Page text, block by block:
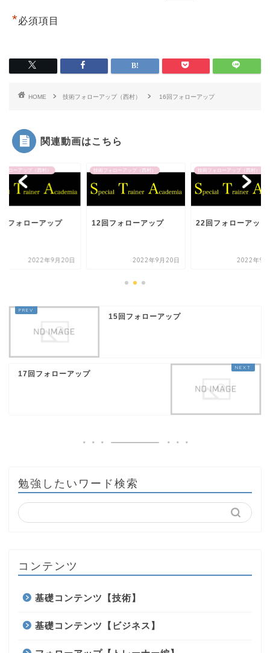
*必須項目
HOME 技術フォローアップ（西村） 16回フォローアップ
関連動画はこちら
ォローアップ（西村）
フォローアップ
2022年9月20日
技術フォローアップ（西村）
12回フォローアップ
2022年9月20日
技術フォローアップ（西村）
22回フォローアップ
2022年9
15回フォローアップ
17回フォローアップ
勉強したいワード検索
コンテンツ
基礎コンテンツ【技術】
基礎コンテンツ【ビジネス】